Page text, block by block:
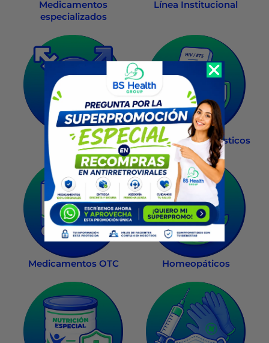
Medicamentos
especializados
Línea Institucional
Salud Sexual Exámenes diagnósticos
Medicamentos OTC Homeopáticos
Recompra